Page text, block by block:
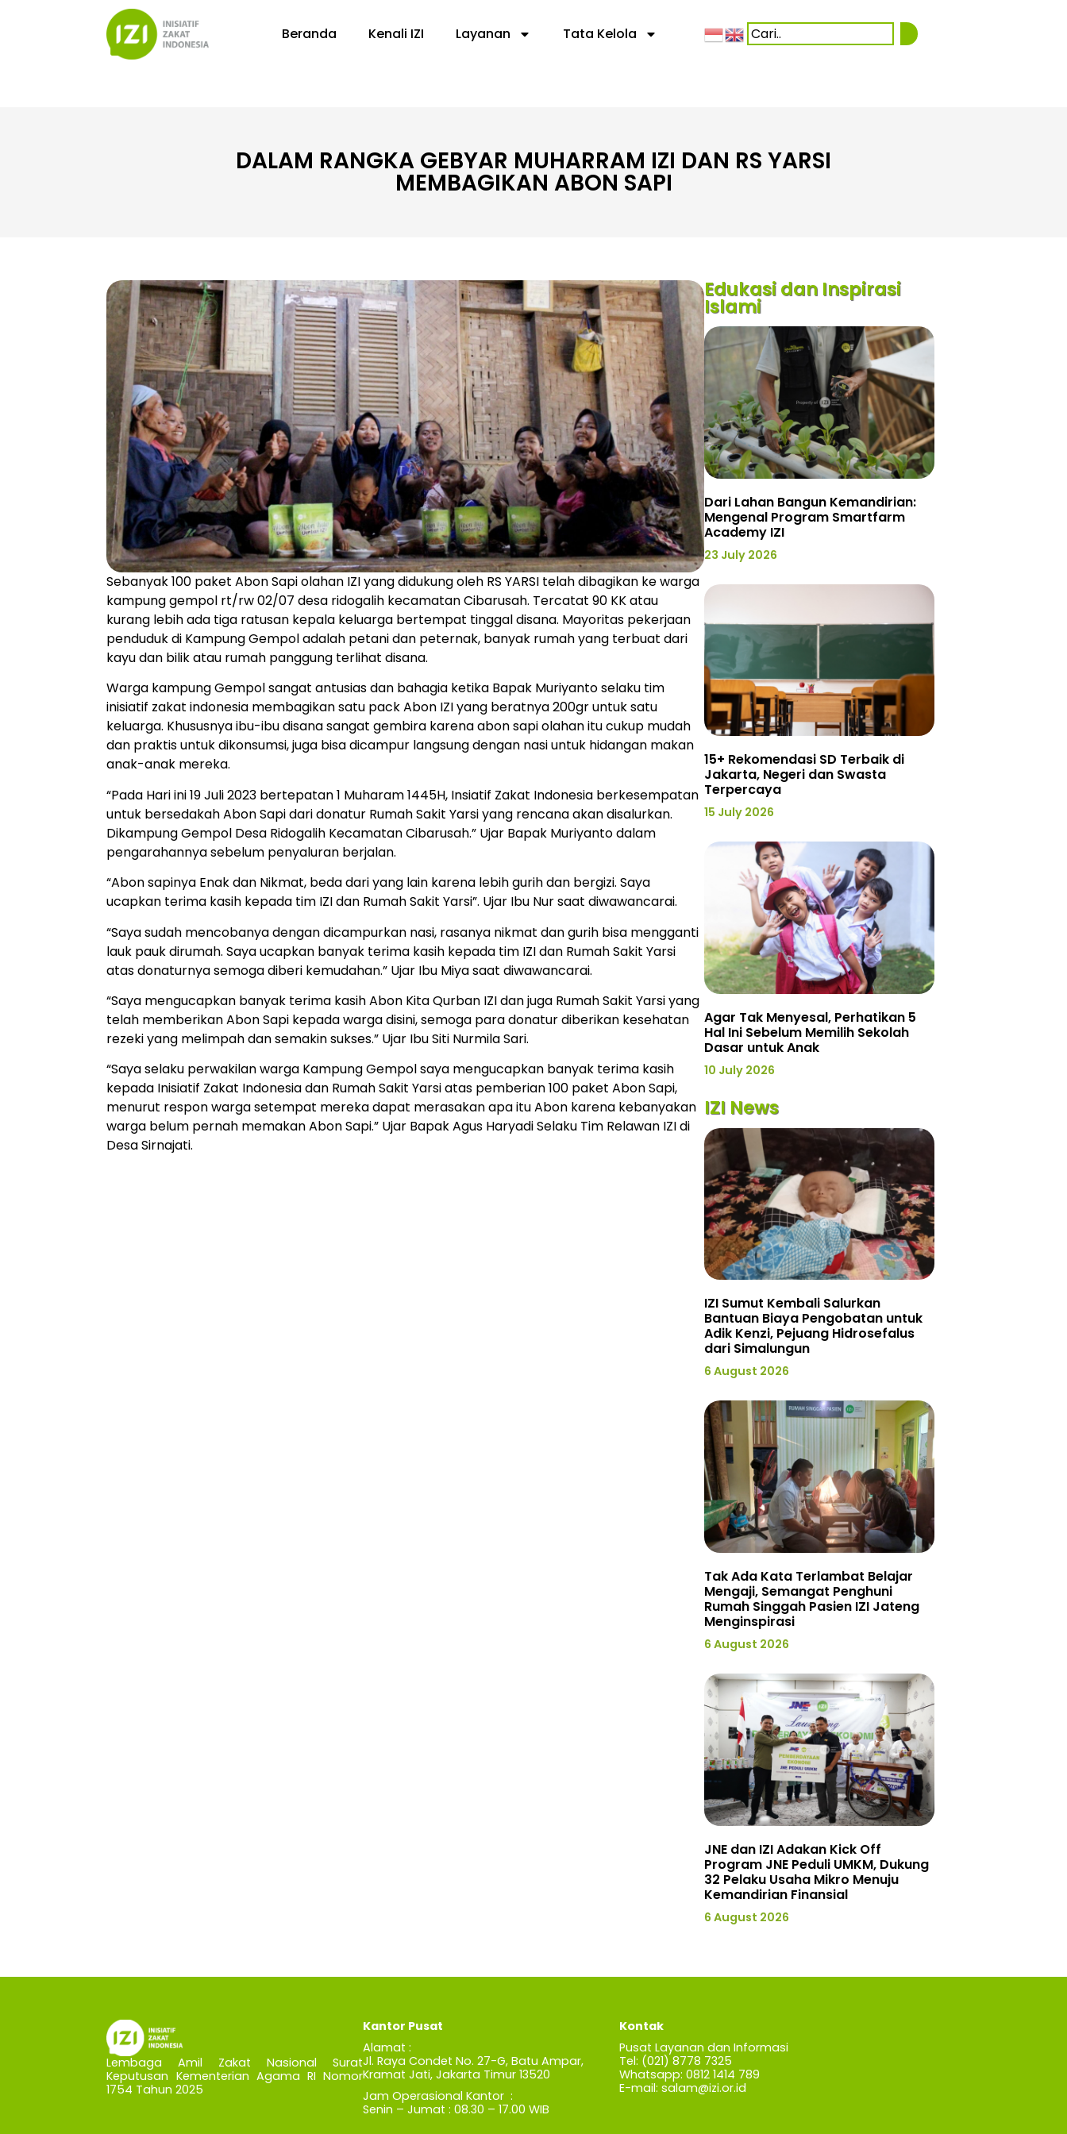
Beranda Kenali IZI Layanan Tata Kelola
DALAM RANGKA GEBYAR MUHARRAM IZI DAN RS YARSI
MEMBAGIKAN ABON SAPI
Sebanyak 100 paket Abon Sapi olahan IZI yang didukung oleh RS YARSI telah dibagikan ke warga
kampung gempol rt/rw 02/07 desa ridogalih kecamatan Cibarusah. Tercatat 90 KK atau
kurang lebih ada tiga ratusan kepala keluarga bertempat tinggal disana. Mayoritas pekerjaan
penduduk di Kampung Gempol adalah petani dan peternak, banyak rumah yang terbuat dari
kayu dan bilik atau rumah panggung terlihat disana.
Warga kampung Gempol sangat antusias dan bahagia ketika Bapak Muriyanto selaku tim
inisiatif zakat indonesia membagikan satu pack Abon IZI yang beratnya 200gr untuk satu
keluarga. Khususnya ibu-ibu disana sangat gembira karena abon sapi olahan itu cukup mudah
dan praktis untuk dikonsumsi, juga bisa dicampur langsung dengan nasi untuk hidangan makan
anak-anak mereka.
“Pada Hari ini 19 Juli 2023 bertepatan 1 Muharam 1445H, Insiatif Zakat Indonesia berkesempatan
untuk bersedakah Abon Sapi dari donatur Rumah Sakit Yarsi yang rencana akan disalurkan.
Dikampung Gempol Desa Ridogalih Kecamatan Cibarusah.” Ujar Bapak Muriyanto dalam
pengarahannya sebelum penyaluran berjalan.
“Abon sapinya Enak dan Nikmat, beda dari yang lain karena lebih gurih dan bergizi. Saya
ucapkan terima kasih kepada tim IZI dan Rumah Sakit Yarsi”. Ujar Ibu Nur saat diwawancarai.
“Saya sudah mencobanya dengan dicampurkan nasi, rasanya nikmat dan gurih bisa mengganti
lauk pauk dirumah. Saya ucapkan banyak terima kasih kepada tim IZI dan Rumah Sakit Yarsi
atas donaturnya semoga diberi kemudahan.” Ujar Ibu Miya saat diwawancarai.
“Saya mengucapkan banyak terima kasih Abon Kita Qurban IZI dan juga Rumah Sakit Yarsi yang
telah memberikan Abon Sapi kepada warga disini, semoga para donatur diberikan kesehatan
rezeki yang melimpah dan semakin sukses.” Ujar Ibu Siti Nurmila Sari.
“Saya selaku perwakilan warga Kampung Gempol saya mengucapkan banyak terima kasih
kepada Inisiatif Zakat Indonesia dan Rumah Sakit Yarsi atas pemberian 100 paket Abon Sapi,
menurut respon warga setempat mereka dapat merasakan apa itu Abon karena kebanyakan
warga belum pernah memakan Abon Sapi.” Ujar Bapak Agus Haryadi Selaku Tim Relawan IZI di
Desa Sirnajati.
Edukasi dan Inspirasi
Islami
Dari Lahan Bangun Kemandirian:
Mengenal Program Smartfarm
Academy IZI
23 July 2026
15+ Rekomendasi SD Terbaik di
Jakarta, Negeri dan Swasta
Terpercaya
15 July 2026
Agar Tak Menyesal, Perhatikan 5
Hal Ini Sebelum Memilih Sekolah
Dasar untuk Anak
10 July 2026
IZI News
IZI Sumut Kembali Salurkan
Bantuan Biaya Pengobatan untuk
Adik Kenzi, Pejuang Hidrosefalus
dari Simalungun
6 August 2026
Tak Ada Kata Terlambat Belajar
Mengaji, Semangat Penghuni
Rumah Singgah Pasien IZI Jateng
Menginspirasi
6 August 2026
JNE dan IZI Adakan Kick Off
Program JNE Peduli UMKM, Dukung
32 Pelaku Usaha Mikro Menuju
Kemandirian Finansial
6 August 2026
Lembaga Amil Zakat Nasional Surat
Keputusan Kementerian Agama RI Nomor
1754 Tahun 2025
Kantor Pusat
Alamat :
Jl. Raya Condet No. 27-G, Batu Ampar,
Kramat Jati, Jakarta Timur 13520
Jam Operasional Kantor :
Senin – Jumat : 08.30 – 17.00 WIB
Kontak
Pusat Layanan dan Informasi
Tel: (021) 8778 7325
Whatsapp: 0812 1414 789
E-mail: salam@izi.or.id